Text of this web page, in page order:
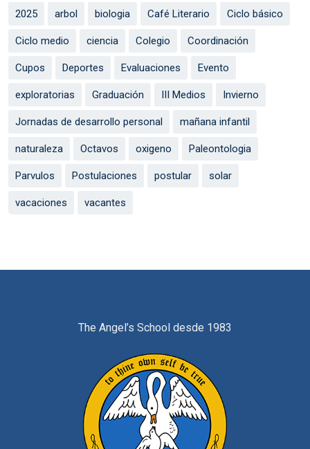
2025 arbol biologia Café Literario Ciclo básico
Ciclo medio ciencia Colegio Coordinación
Cupos Deportes Evaluaciones Evento
exploratorias Graduación III Medios Invierno
Jornadas de desarrollo personal mañana infantil
naturaleza Octavos oxigeno Paleontologia
Parvulos Postulaciones postular solar
vacaciones vacantes
The Angel’s School desde 1983